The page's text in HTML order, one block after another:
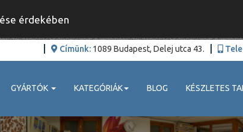
érdekében
Címünk: 1089 Budapest, Delej utca 43.
GYÁRTÓK KATEGÓRIÁK BLOG KÉSZLETES